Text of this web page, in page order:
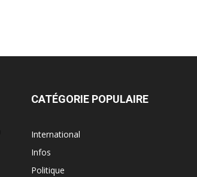
CATÉGORIE POPULAIRE
International
Infos
Politique